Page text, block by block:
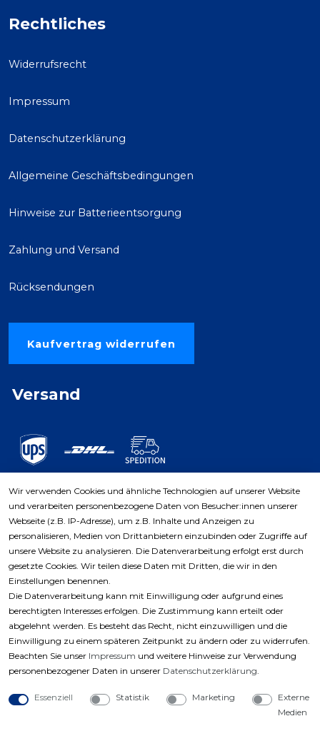
Rechtliches
Widerrufsrecht
Impressum
Datenschutzerklärung
Allgemeine Geschäftsbedingungen
Hinweise zur Batterieentsorgung
Zahlung und Versand
Rücksendungen
Kaufvertrag widerrufen
Versand
Zahlungsarten
Wir verwenden Cookies und ähnliche Technologien auf unserer Website
und verarbeiten personenbezogene Daten von Besucher:innen unserer
Webseite (z.B. IP-Adresse), um z.B. Inhalte und Anzeigen zu
personalisieren, Medien von Drittanbietern einzubinden oder Zugriffe auf
unsere Website zu analysieren. Die Datenverarbeitung erfolgt erst durch
gesetzte Cookies. Wir teilen diese Daten mit Dritten, die wir in den
Einstellungen benennen.
Die Datenverarbeitung kann mit Einwilligung oder aufgrund eines
berechtigten Interesses erfolgen. Die Zustimmung kann erteilt oder
abgelehnt werden. Es besteht das Recht, nicht einzuwilligen und die
Einwilligung zu einem späteren Zeitpunkt zu ändern oder zu widerrufen.
Beachten Sie unser Impressum und weitere Hinweise zur Verwendung
personenbezogener Daten in unserer Daten­schutz­erklärung.
Essenziell Statistik Marketing
Externe
Medien